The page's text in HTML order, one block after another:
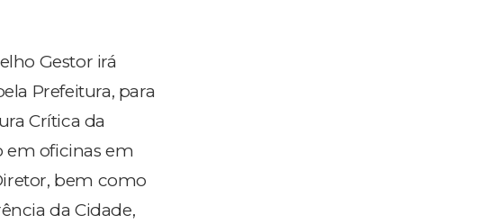
Gestor irá
Prefeitura, para
Crítica da
em oficinas em
bem como
da Cidade,